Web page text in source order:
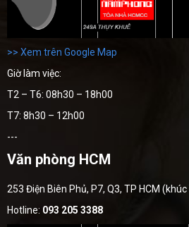
>> Xem trên Google Map
Giờ làm việc:
T2 – T6: 08h30 – 18h00
T7: 8h30 – 12h00
---
Văn phòng HCM
253 Điện Biên Phủ, P7, Q3, TP HCM
Hotline: 093 205 3388